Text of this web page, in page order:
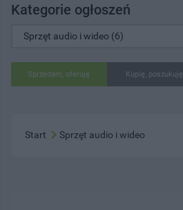
Kategorie ogłoszeń
Sprzedam, oferuję Kupię, poszukuję
Start Sprzęt audio i wideo